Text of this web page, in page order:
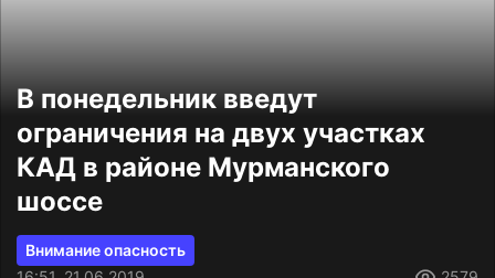
В понедельник введут
ограничения на двух участках
КАД в районе Мурманского
шоссе
Внимание опасность